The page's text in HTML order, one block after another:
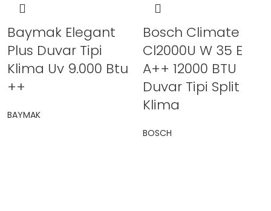
Baymak Elegant
Plus Duvar Tipi
Klima Uv 9.000 Btu
++
BAYMAK
Bosch Climate
Cl2000U W 35 E
A++ 12000 BTU
Duvar Tipi Split
Klima
BOSCH